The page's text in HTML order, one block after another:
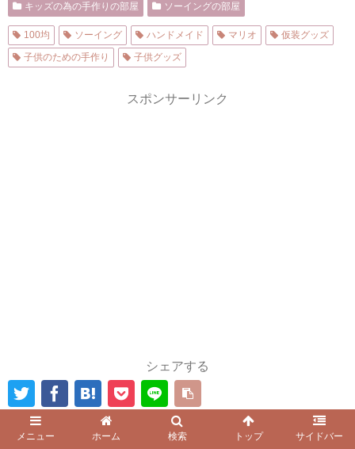
キッズの為の手作りの部屋 ソーイングの部屋
100均 ソーイング ハンドメイド マリオ
仮装グッズ
子供のための手作り
子供グッズ
スポンサーリンク
シェアする
sumileをフォローする
メニュー ホーム 検索 トップ サイドバー